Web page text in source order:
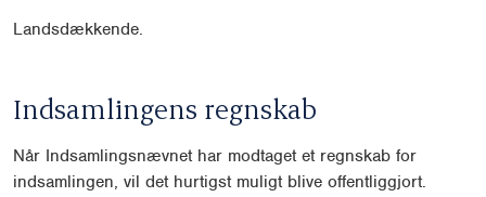
Landsdækkende.
Indsamlingens regnskab
Når Indsamlingsnævnet har modtaget et regnskab for
indsamlingen, vil det hurtigst muligt blive offentliggjort.